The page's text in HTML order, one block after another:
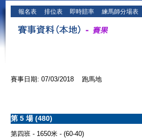
報名表 排位表 即時賠率 練馬師分場表
賽事日期: 07/03/2018 跑馬地
第 5 場 (480)
第四班 - 1650米 - (60-40)